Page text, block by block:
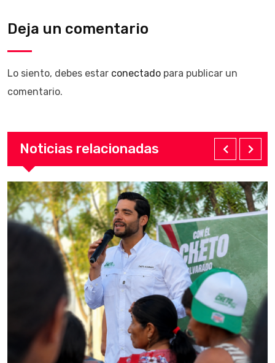
Deja un comentario
Lo siento, debes estar conectado para publicar un
comentario.
Noticias relacionadas